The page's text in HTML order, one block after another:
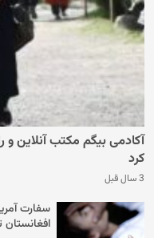
آکادمی بیگم مکتب آنلاین و
کرد
3 سال قبل
سفارت